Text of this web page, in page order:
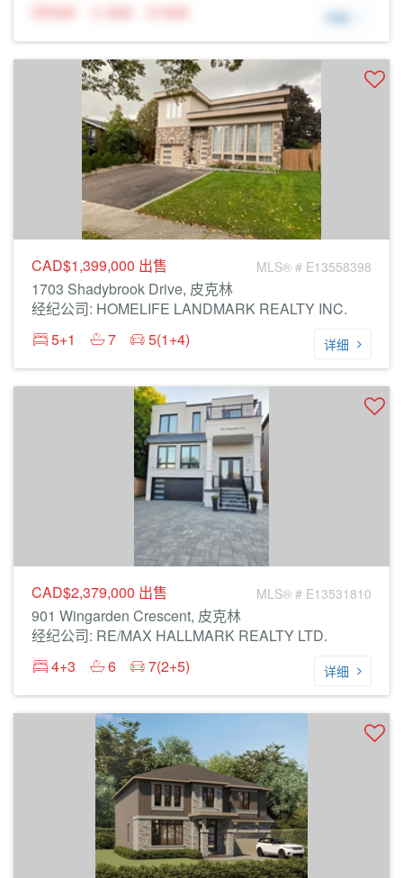
N/A
N/A N/A 详细
CAD$1,399,000 出售 MLS® # E13558398
1703 Shadybrook Drive, 皮克林
经纪公司: HOMELIFE LANDMARK REALTY INC.
5+1
7 5(1+4) 详细
CAD$2,379,000 出售 MLS® # E13531810
901 Wingarden Crescent, 皮克林
经纪公司: RE/MAX HALLMARK REALTY LTD.
4+3
6 7(2+5) 详细